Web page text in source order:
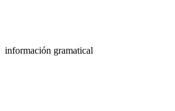
información gramatical